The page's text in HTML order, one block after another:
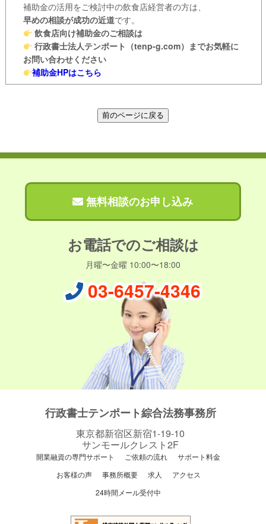
補助金の活用をご検討中の飲食店経営者の方は、
早めの相談が成功の近道です。
飲食店向け補助金のご相談は
行政書士法人テンポート（tenp-g.com）までお気軽に
お問い合わせください
補助金HPはこちら
無料相談のお申し込み
お電話でのご相談は
月曜〜金曜 10:00〜18:00
03-6457-4346
行政書士テンポート綜合法務事務所
東京都新宿区新宿1-19-10
サンモールクレスト2F
開業融資の専門サポート ご依頼の流れ
サポート料金
お客様の声
事務所概要 求人
アクセス
24時間メール受付中